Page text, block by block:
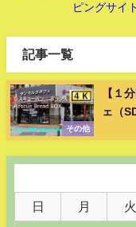
ピングサイト
記事一覧
その他
【１
ェ（
日 月 火